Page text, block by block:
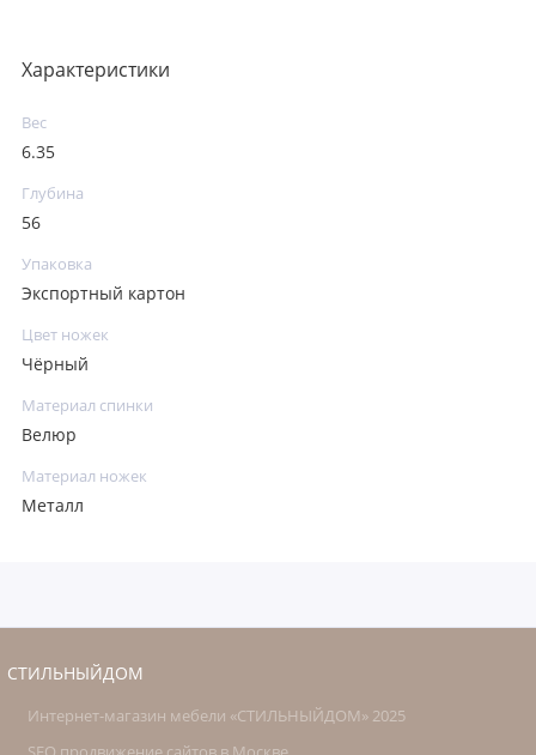
Характеристики
Вес
6.35
Глубина
56
Упаковка
Экспортный картон
Цвет ножек
Чёрный
Материал спинки
Велюр
Материал ножек
Металл
СТИЛЬНЫЙДОМ
Интернет-магазин мебели «СТИЛЬНЫЙДОМ» 2025